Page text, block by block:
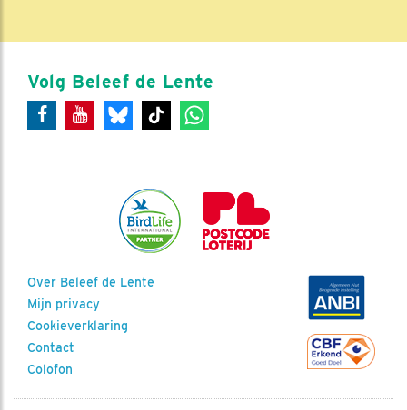
Volg Beleef de Lente
Over Beleef de Lente
Mijn privacy
Cookieverklaring
Contact
Colofon